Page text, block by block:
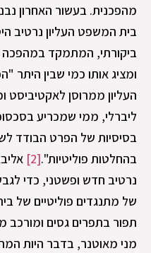
מהפכנית. בעשור האחרון
בית המשפט העליון נרטיב
ביקורתי, המתמקד במהפכה
ומציג אותו כמי שבין
העליון ממרוסן לאקטיביסט
ליברלי, ממי שמכריע
בסיסיות של הפרט הבודד
בהחלטות פוליטיות".[2]
נרטיב חדש ופשטני, כדי
של מתנגדים פוליטיים של
תפור בתפרים גסים ומורכב
מני מאוטנר, בדבר היות